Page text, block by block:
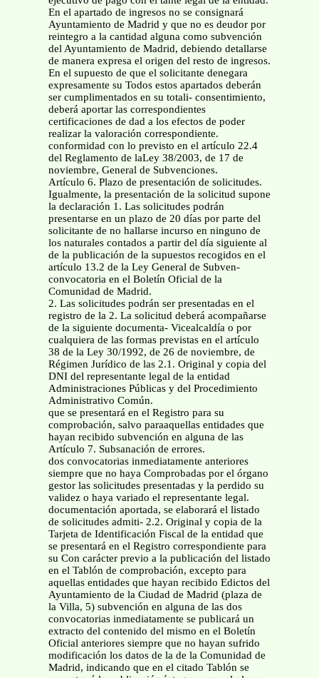
En el apartado de ingresos no se consignará
Ayuntamiento de Madrid y que no es deudor por
reintegro a la cantidad alguna como subvención
del Ayuntamiento de Madrid, debiendo detallarse
de manera expresa el origen del resto de ingresos.
En el supuesto de que el solicitante denegara
expresamente su Todos estos apartados deberán
ser cumplimentados en su totali- consentimiento,
deberá aportar las correspondientes
certificaciones de dad a los efectos de poder
realizar la valoración correspondiente.
conformidad con lo previsto en el artículo 22.4
del Reglamento de laLey 38/2003, de 17 de
noviembre, General de Subvenciones.
Artículo 6. Plazo de presentación de solicitudes.
Igualmente, la presentación de la solicitud supone
la declaración 1. Las solicitudes podrán
presentarse en un plazo de 20 días por parte del
solicitante de no hallarse incurso en ninguno de
los naturales contados a partir del día siguiente al
de la publicación de la supuestos recogidos en el
artículo 13.2 de la Ley General de Subven-
convocatoria en el Boletín Oficial de la
Comunidad de Madrid.
2. Las solicitudes podrán ser presentadas en el
registro de la 2. La solicitud deberá acompañarse
de la siguiente documenta- Vicealcaldía o por
cualquiera de las formas previstas en el artículo
38 de la Ley 30/1992, de 26 de noviembre, de
Régimen Jurídico de las 2.1. Original y copia del
DNI del representante legal de la entidad
Administraciones Públicas y del Procedimiento
Administrativo Común.
que se presentará en el Registro para su
comprobación, salvo paraaquellas entidades que
hayan recibido subvención en alguna de las
Artículo 7. Subsanación de errores.
dos convocatorias inmediatamente anteriores
siempre que no haya Comprobadas por el órgano
gestor las solicitudes presentadas y la perdido su
validez o haya variado el representante legal.
documentación aportada, se elaborará el listado
de solicitudes admiti- 2.2. Original y copia de la
Tarjeta de Identificación Fiscal de la entidad que
se presentará en el Registro correspondiente para
su Con carácter previo a la publicación del listado
en el Tablón de comprobación, excepto para
aquellas entidades que hayan recibido Edictos del
Ayuntamiento de la Ciudad de Madrid (plaza de
la Villa, 5) subvención en alguna de las dos
convocatorias inmediatamente se publicará un
extracto del contenido del mismo en el Boletín
Oficial anteriores siempre que no hayan sufrido
modificación los datos de la de la Comunidad de
Madrid, indicando que en el citado Tablón se